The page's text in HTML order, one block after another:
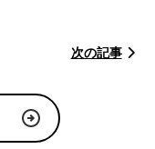
次の記事